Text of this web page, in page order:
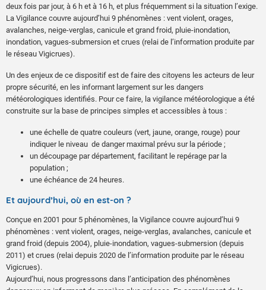
deux fois par jour, à 6 h et à 16 h, et plus fréquemment si la situation l’exige.
La Vigilance couvre aujourd’hui 9 phénomènes : vent violent, orages,
avalanches, neige-verglas, canicule et grand froid, pluie-inondation,
inondation, vagues-submersion et crues (relai de l’information produite par
le réseau Vigicrues).
Un des enjeux de ce dispositif est de faire des citoyens les acteurs de leur
propre sécurité, en les informant largement sur les dangers
météorologiques identifiés. Pour ce faire, la vigilance météorologique a été
construite sur la base de principes simples et accessibles à tous :
une échelle de quatre couleurs (vert, jaune, orange, rouge) pour
indiquer le niveau de danger maximal prévu sur la période ;
un découpage par département, facilitant le repérage par la
population ;
une échéance de 24 heures.
Et aujourd’hui, où en est-on ?
Conçue en 2001 pour 5 phénomènes, la Vigilance couvre aujourd’hui 9
phénomènes : vent violent, orages, neige-verglas, avalanches, canicule et
grand froid (depuis 2004), pluie-inondation, vagues-submersion (depuis
2011) et crues (relai depuis 2020 de l’information produite par le réseau
Vigicrues).
Aujourd’hui, nous progressons dans l’anticipation des phénomènes